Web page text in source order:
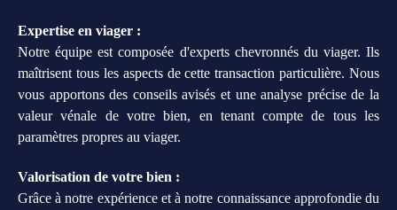
Expertise en viager :
Notre équipe est composée d'experts chevronnés du viager. Ils
maîtrisent tous les aspects de cette transaction particulière. Nous
vous apportons des conseils avisés et une analyse précise de la
valeur vénale de votre bien, en tenant compte de tous les
paramètres propres au viager.
Valorisation de votre bien :
Grâce à notre expérience et à notre connaissance approfondie du